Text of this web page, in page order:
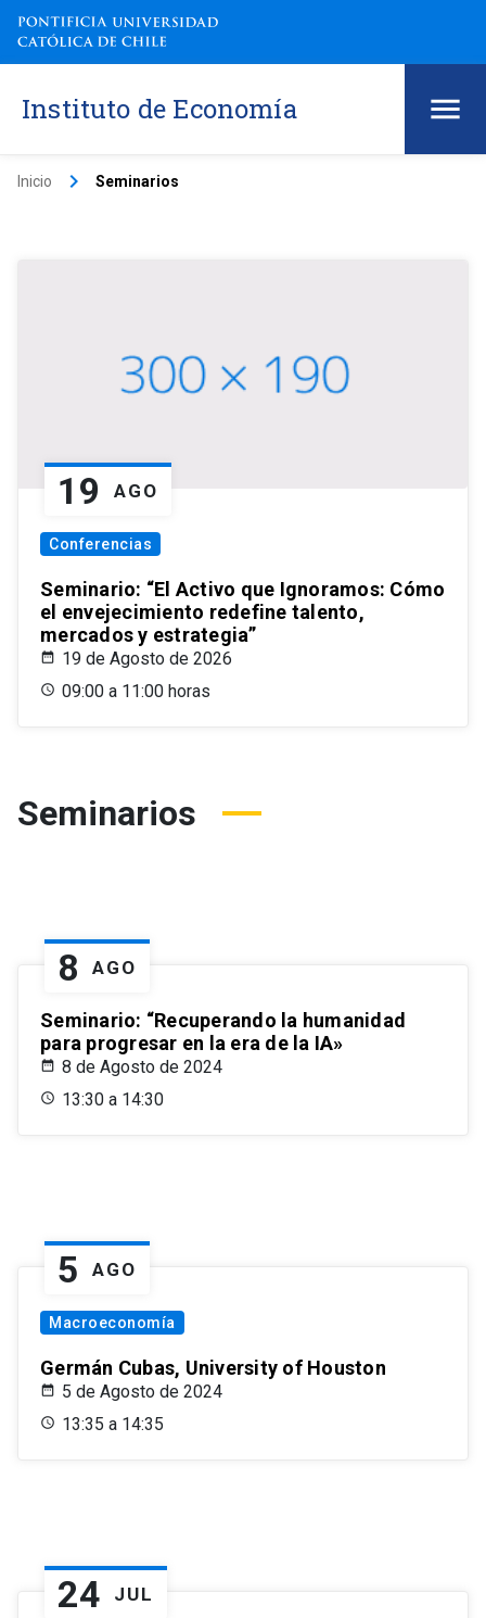
Instituto de Economía
Inicio keyboard_arrow_right Seminarios
19 AGO
Conferencias
Seminario: “El Activo que Ignoramos: Cómo
el envejecimiento redefine talento,
mercados y estrategia”
19 de Agosto de 2026
09:00 a 11:00 horas
Seminarios
8 AGO
Seminario: “Recuperando la humanidad
para progresar en la era de la IA»
8 de Agosto de 2024
13:30 a 14:30
5 AGO
Macroeconomía
Germán Cubas, University of Houston
5 de Agosto de 2024
13:35 a 14:35
24 JUL